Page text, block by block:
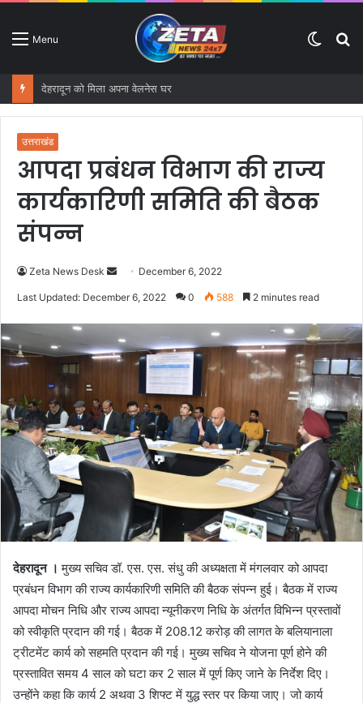
Menu
Switch
देहरादून को मिला अपना वेलनेस घर
उत्तराखंड
आपदा प्रबंधन विभाग की राज्य
कार्यकारिणी समिति की बैठक
संपन्न
Zeta News Desk
a
i
l
December 6, 2022
Last Updated: December 6, 2022 0 588 2 minutes read
देहरादून । मुख्य सचिव डॉ. एस. एस. संधु की अध्यक्षता में मंगलवार को आपदा
प्रबंधन विभाग की राज्य कार्यकारिणी समिति की बैठक संपन्न हुई। बैठक में राज्य
आपदा मोचन निधि और राज्य आपदा न्यूनीकरण निधि के अंतर्गत विभिन्न प्रस्तावों
को स्वीकृति प्रदान की गई। बैठक में 208.12 करोड़ की लागत के बलियानाला
ट्रीटमेंट कार्य को सहमति प्रदान की गई। मुख्य सचिव ने योजना पूर्ण होने की
प्रस्तावित समय 4 साल को घटा कर 2 साल में पूर्ण किए जाने के निर्देश दिए।
उन्होंने कहा कि कार्य 2 अथवा 3 शिफ्ट में युद्ध स्तर पर किया जाए। जो कार्य